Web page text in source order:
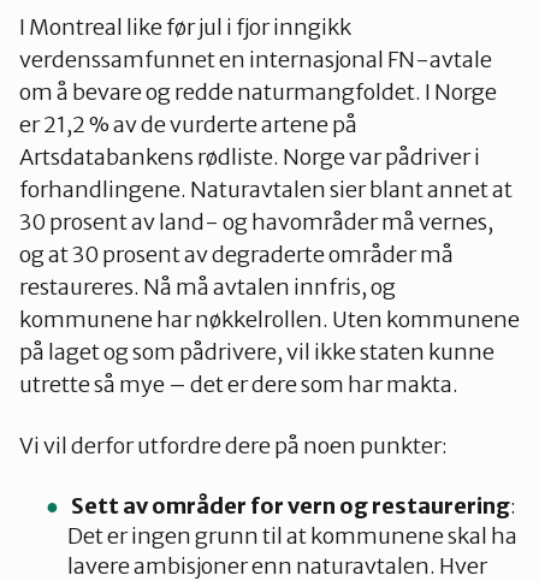
I Montreal like før jul i fjor inngikk
verdenssamfunnet en internasjonal FN-avtale
om å bevare og redde naturmangfoldet. I Norge
er 21,2 % av de vurderte artene på
Artsdatabankens rødliste. Norge var pådriver i
forhandlingene. Naturavtalen sier blant annet at
30 prosent av land- og havområder må vernes,
og at 30 prosent av degraderte områder må
restaureres. Nå må avtalen innfris, og
kommunene har nøkkelrollen. Uten kommunene
på laget og som pådrivere, vil ikke staten kunne
utrette så mye – det er dere som har makta.
Vi vil derfor utfordre dere på noen punkter:
Sett av områder for vern og restaurering:
Det er ingen grunn til at kommunene skal ha
lavere ambisjoner enn naturavtalen. Hver